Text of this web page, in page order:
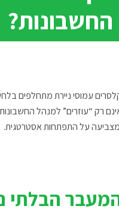
החשבונות?
עמוסי ניירת מתחלפים
רק “עוזרים” למנהל
על התפתחות אסטרטגית.
הבלתי